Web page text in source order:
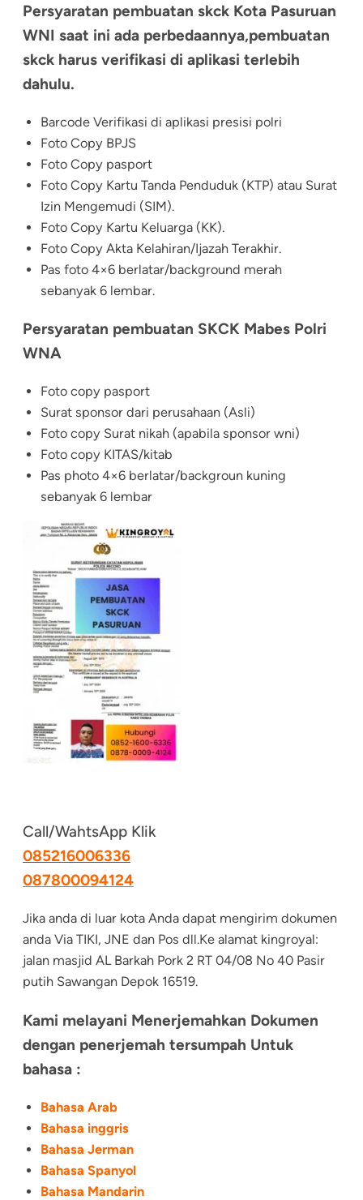
Persyaratan pembuatan skck Kota Pasuruan
WNI saat ini ada perbedaannya,pembuatan
skck harus verifikasi di aplikasi terlebih
dahulu.
Barcode Verifikasi di aplikasi presisi polri
Foto Copy BPJS
Foto Copy pasport
Foto Copy Kartu Tanda Penduduk (KTP) atau Surat
Izin Mengemudi (SIM).
Foto Copy Kartu Keluarga (KK).
Foto Copy Akta Kelahiran/Ijazah Terakhir.
Pas foto 4×6 berlatar/background merah
sebanyak 6 lembar.
Persyaratan pembuatan SKCK Mabes Polri
WNA
Foto copy pasport
Surat sponsor dari perusahaan (Asli)
Foto copy Surat nikah (apabila sponsor wni)
Foto copy KITAS/kitab
Pas photo 4×6 berlatar/backgroun kuning
sebanyak 6 lembar
Call/WahtsApp Klik
085216006336
087800094124
Jika anda di luar kota Anda dapat mengirim dokumen
anda Via TIKI, JNE dan Pos dll.Ke alamat kingroyal:
jalan masjid AL Barkah Pork 2 RT 04/08 No 40 Pasir
putih Sawangan Depok 16519.
Kami melayani Menerjemahkan Dokumen
dengan penerjemah tersumpah Untuk
bahasa :
Bahasa Arab
Bahasa inggris
Bahasa Jerman
Bahasa Spanyol
Bahasa Mandarin